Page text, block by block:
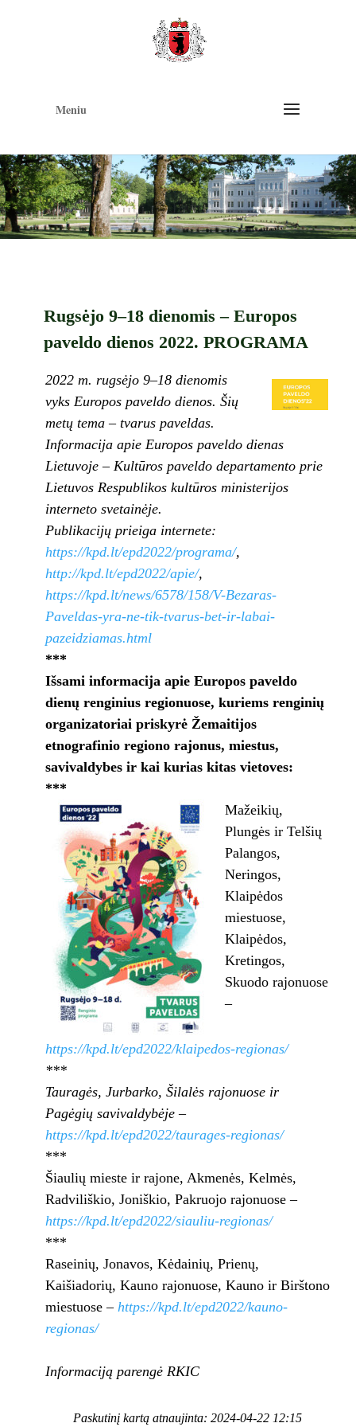
Meniu
Rugsėjo 9–18 dienomis – Europos
paveldo dienos 2022. PROGRAMA
2022 m. rugsėjo 9–18 dienomis
vyks Europos paveldo dienos. Šių
metų tema – tvarus paveldas.
Informacija apie Europos paveldo dienas
Lietuvoje – Kultūros paveldo departamento prie
Lietuvos Respublikos kultūros ministerijos
interneto svetainėje.
Publikacijų prieiga internete:
https://kpd.lt/epd2022/programa/,
http://kpd.lt/epd2022/apie/,
https://kpd.lt/news/6578/158/V-Bezaras-
Paveldas-yra-ne-tik-tvarus-bet-ir-labai-
pazeidziamas.html
***
Išsami informacija apie Europos paveldo
dienų renginius regionuose, kuriems renginių
organizatoriai priskyrė Žemaitijos
etnografinio regiono rajonus, miestus,
savivaldybes ir kai kurias kitas vietoves:
***
Mažeikių,
Plungės ir Telšių
Palangos,
Neringos,
Klaipėdos
miestuose,
Klaipėdos,
Kretingos,
Skuodo rajonuose
–
https://kpd.lt/epd2022/klaipedos-regionas/
***
Tauragės, Jurbarko, Šilalės rajonuose ir
Pagėgių savivaldybėje –
https://kpd.lt/epd2022/taurages-regionas/
***
Šiaulių mieste ir rajone, Akmenės, Kelmės,
Radviliškio, Joniškio, Pakruojo rajonuose –
https://kpd.lt/epd2022/siauliu-regionas/
***
Raseinių, Jonavos, Kėdainių, Prienų,
Kaišiadorių, Kauno rajonuose, Kauno ir Birštono
miestuose – https://kpd.lt/epd2022/kauno-
regionas/
Informaciją parengė RKIC
Paskutinį kartą atnaujinta: 2024-04-22 12:15